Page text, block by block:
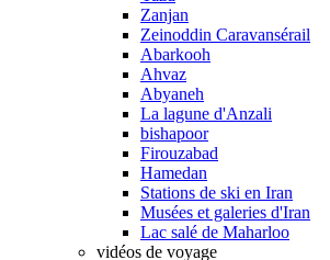
Zanjan
Zeinoddin Caravansérail
Abarkooh
Ahvaz
Abyaneh
La lagune d'Anzali
bishapoor
Firouzabad
Hamedan
Stations de ski en Iran
Musées et galeries d'Iran
Lac salé de Maharloo
vidéos de voyage